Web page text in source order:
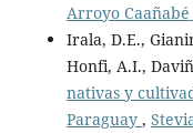
Arroyo Caañabé
Irala, D.E.,
Honfi, A.I.,
nativas y
Paraguay ,